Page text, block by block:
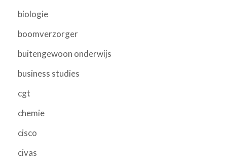
biologie
boomverzorger
buitengewoon onderwijs
business studies
cgt
chemie
cisco
civas